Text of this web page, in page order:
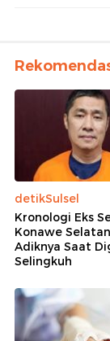
detikSulsel
Kronologi Eks
Konawe
Adiknya Saat
Selingkuh